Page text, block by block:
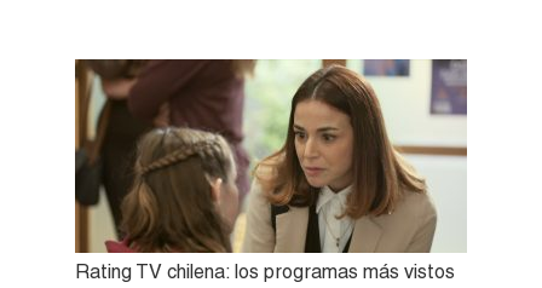
Rating TV chilena: los programas más vistos